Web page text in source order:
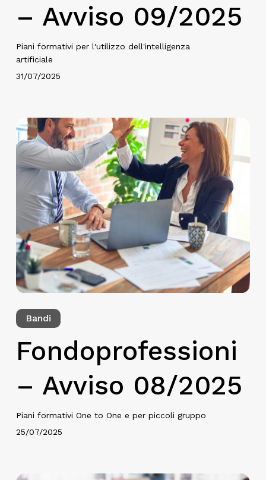
– Avviso 09/2025
Piani formativi per l'utilizzo dell'intelligenza
artificiale
31/07/2025
Bandi
Fondoprofessioni
– Avviso 08/2025
Piani formativi One to One e per piccoli gruppo
25/07/2025